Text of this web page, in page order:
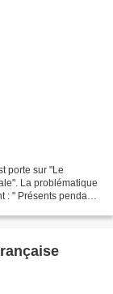
porte sur "Le
La problématique
: " Présents pendant